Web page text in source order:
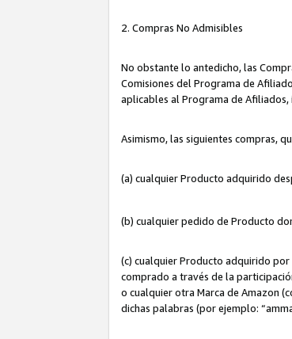
2. Compras No Admisibles
No obstante lo antedicho, las
Comisiones del Programa de
aplicables al Programa de
Asimismo, las siguientes compras,
(a) cualquier Producto adquirido
(b) cualquier pedido de Producto
(c) cualquier Producto adquirido
comprado a través de la
o cualquier otra Marca de Amazon
dichas palabras (por ejemplo: